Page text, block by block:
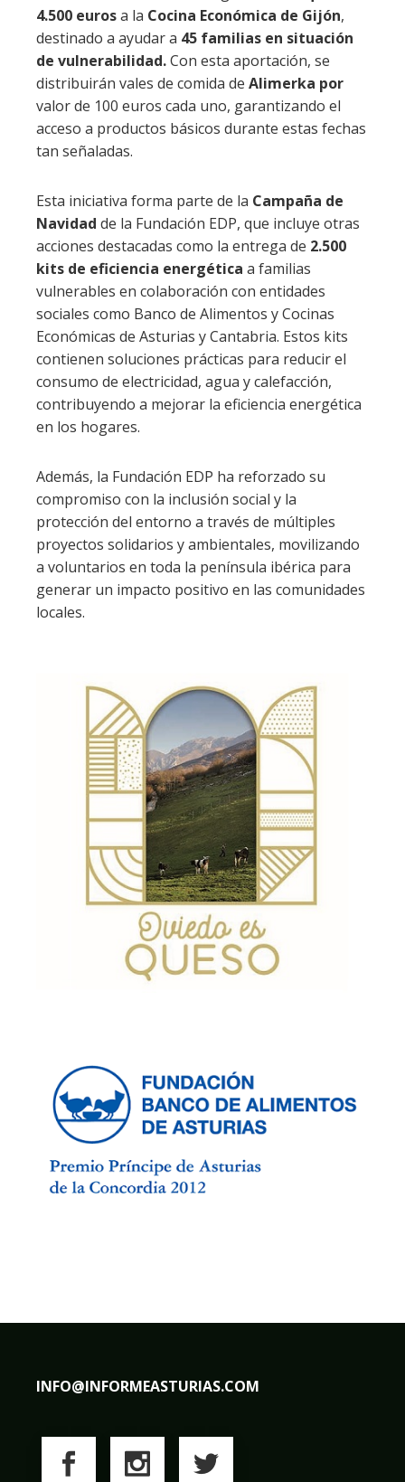
4.500 eurosa la Cocina Económica de Gijón,
destinado a ayudar a 45 familias en situación
de vulnerabilidad.Con esta aportación, se
distribuirán vales de comida de Alimerka por
valor de 100 euros cada uno, garantizando el
acceso a productos básicos durante estas fechas
tan señaladas.
Esta iniciativa forma parte de la Campaña de
Navidad de la Fundación EDP, que incluye otras
acciones destacadas como la entrega de 2.500
kits de eficiencia energética a familias
vulnerables en colaboración con entidades
sociales como Banco de Alimentos y Cocinas
Económicas de Asturias y Cantabria. Estos kits
contienen soluciones prácticas para reducir el
consumo de electricidad, agua y calefacción,
contribuyendo a mejorar la eficiencia energética
en los hogares.
Además, la Fundación EDP ha reforzado su
compromiso con la inclusión social y la
protección del entorno a través de múltiples
proyectos solidarios y ambientales, movilizando
a voluntarios en toda la península ibérica para
generar un impacto positivo en las comunidades
locales.
INFO@INFORMEASTURIAS.COM